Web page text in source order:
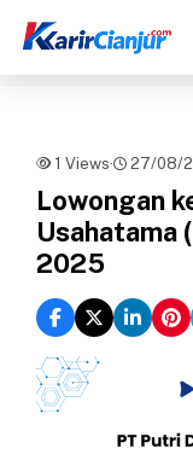
1 Views· 27/08/
Lowongan
Usahatama
2025